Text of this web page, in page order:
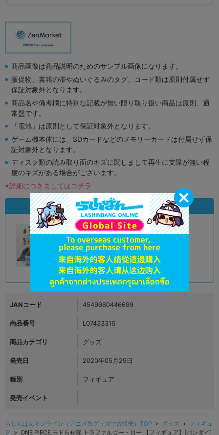
商品画像は商品説明のためのサンプル画像になります。
販促物、書籍の帯やぬいぐるみのタグ、コード類は原則付属せず
保証対象外となります。
商品名や備考欄に特別な記載が無い限り取り扱い商品は原則、通
常盤です。
「電池」は原則として保証対象外となります。
ゲーム機本体には、SDカードなどのメモリーカードは付属せず保
証対象外となります。
ディスク類の読み取り面のキズに関しまして再生に支障が無い程
度のキズがある場合がございます。
※詳細につきましてはコチラ
状態違いの同一商品
状態 :A
オンライン
品切状態 1,491円 税込
JANコード 4549660446699
商品番号 L07433316
商品カテゴリ グッズ
発売日 2020年05月29日
種別 フィギュア
発売イベント
らしんばんオンライン（アニメ系グッズ中古販売）TOP > グッズ > フィギュ
ア > ONE PIECE モドらせ隊 トラファルガー・ロー 【フィギュア】[バンダイ]